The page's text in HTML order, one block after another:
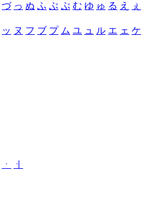
づ っ ぬ ふ ぶ ぷ む ゆ ゅ る え ぇ
ッ ヌ フ ブ プ ム ユ ュ ル エ ェ ケ
ㆍ
ㆎ